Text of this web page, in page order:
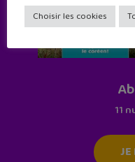
11
Choisir les cookies